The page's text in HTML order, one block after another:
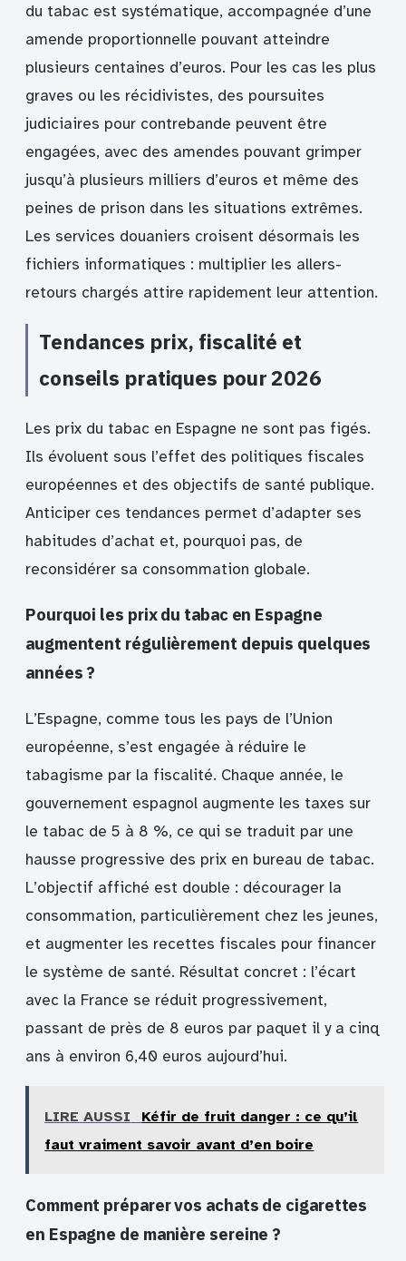
du tabac est systématique, accompagnée d’une
amende proportionnelle pouvant atteindre
plusieurs centaines d’euros. Pour les cas les plus
graves ou les récidivistes, des poursuites
judiciaires pour contrebande peuvent être
engagées, avec des amendes pouvant grimper
jusqu’à plusieurs milliers d’euros et même des
peines de prison dans les situations extrêmes.
Les services douaniers croisent désormais les
fichiers informatiques : multiplier les allers-
retours chargés attire rapidement leur attention.
Tendances prix, fiscalité et
conseils pratiques pour 2026
Les prix du tabac en Espagne ne sont pas figés.
Ils évoluent sous l’effet des politiques fiscales
européennes et des objectifs de santé publique.
Anticiper ces tendances permet d’adapter ses
habitudes d’achat et, pourquoi pas, de
reconsidérer sa consommation globale.
Pourquoi les prix du tabac en Espagne
augmentent régulièrement depuis quelques
années ?
L’Espagne, comme tous les pays de l’Union
européenne, s’est engagée à réduire le
tabagisme par la fiscalité. Chaque année, le
gouvernement espagnol augmente les taxes sur
le tabac de 5 à 8 %, ce qui se traduit par une
hausse progressive des prix en bureau de tabac.
L’objectif affiché est double : décourager la
consommation, particulièrement chez les jeunes,
et augmenter les recettes fiscales pour financer
le système de santé. Résultat concret : l’écart
avec la France se réduit progressivement,
passant de près de 8 euros par paquet il y a cinq
ans à environ 6,40 euros aujourd’hui.
LIRE AUSSI
Kéfir de fruit danger : ce qu’il
faut vraiment savoir avant d’en boire
Comment préparer vos achats de cigarettes
en Espagne de manière sereine ?